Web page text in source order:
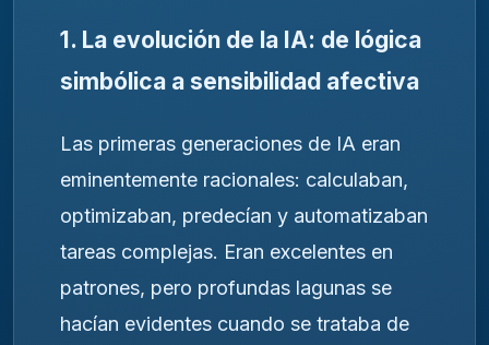
1. La evolución de la IA: de lógica
simbólica a sensibilidad afectiva
Las primeras generaciones de IA eran
eminentemente racionales: calculaban,
optimizaban, predecían y automatizaban
tareas complejas. Eran excelentes en
patrones, pero profundas lagunas se
hacían evidentes cuando se trataba de